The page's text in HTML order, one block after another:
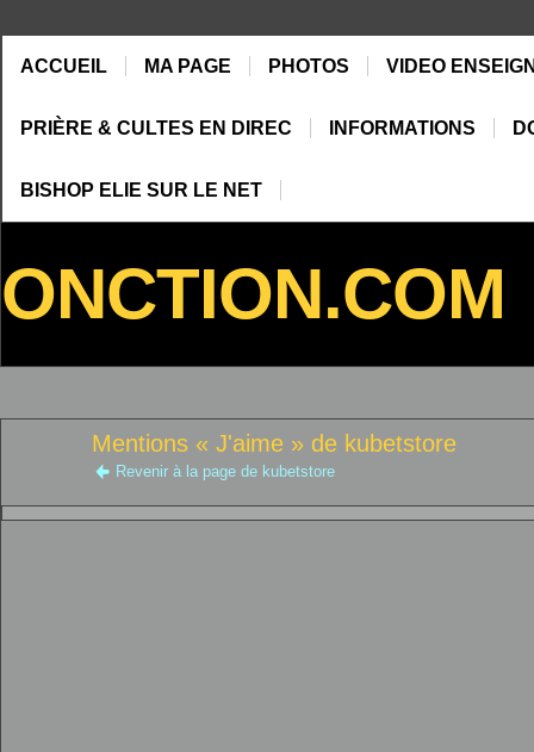
ACCUEIL MA PAGE PHOTOS VIDEO
PRIÈRE & CULTES EN DIREC INFORMATIONS
BISHOP ELIE SUR LE NET
ONCTION.COM
Mentions « J'aime » de kubetstore
Revenir à la page de kubetstore